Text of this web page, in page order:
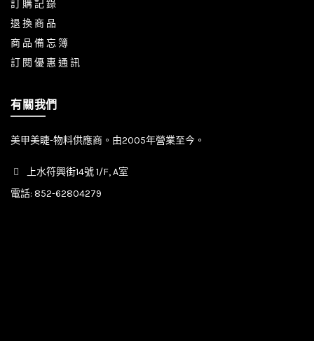
訂 購 記 錄
退 換 商 品
商 品 備 忘 簿
訂 閱 優 惠 通 訊
有關我們
美甲美睫-物料供應商。由2005年營業至今。
上水符興街14號 1/F, A室
電話: 852-62804279